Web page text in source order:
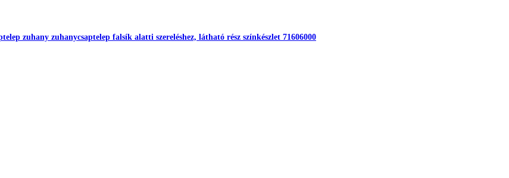
zuhany zuhanycsaptelep falsík alatti szereléshez, látható rész színkészlet 71606000